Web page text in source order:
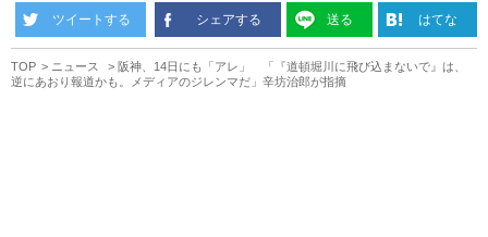
ツイートする シェアする 送る はてな
TOP ニュース
阪神、14日にも「アレ」 「『道頓堀川に飛び込まないで』は、
逆にあおり報道かも。メディアのジレンマだ」辛坊治郎が指摘